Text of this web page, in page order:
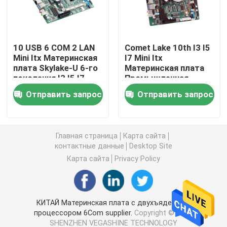
Брандмауэр ПК
ПК OPS мини
двойной ПК lan мини
ПК для майнинга криптовалют
мини материнская плата itx
3,5- и 4-дюймовая материнская плата
10 USB 6 COM 2 LAN
Mini Itx Материнская
плата Skylake-U 6-го
поколения I3 I5 I7
Отправить запрос
Comet Lake 10th I3 I5
I7 Mini Itx
Материнская плата
Промышленная
Встраиваемая 2LAN
6COMОтправить запрос
Главная страница
Карта сайта
контактные данные
Desktop Site
Карта сайта
Privacy Policy
КИТАЙ Материнская плата с двухъядерным
процессором 6Com supplier. Copyright © 2026
SHENZHEN VEGASHINE TECHNOLOGY